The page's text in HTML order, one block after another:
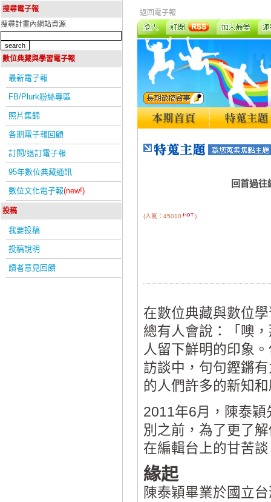
搜尋電子報
搜尋計畫內網站資源
數位典藏與學習電子報
最新電子報
FB/Plurk粉絲專區
照片集錦
各期電子報回顧
訂閱/退訂電子報
95年數位典藏通訊
數位文化電子報(new!)
投稿
我要投稿
投稿說明
讀者意見回饋
返回電子報
回首過
(人氣：45010 )
在數位典藏與數位
總有人會說：「噢
人留下鮮明的印象
訪談中，句句鏗鏘
的人們許多的新知
2011年6月，陳泰
別之前，為了更了
在編輯台上的甘苦
緣起
陳泰穎畢業於國立